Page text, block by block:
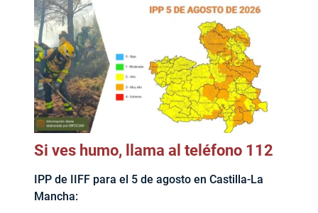
Si ves humo, llama al teléfono 112
IPP de IIFF para el 5 de agosto en Castilla-La
Mancha: